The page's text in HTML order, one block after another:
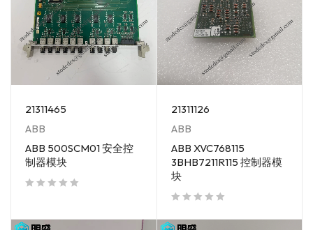
21311465
ABB
ABB 500SCM01 安全控
制器模块
21311126
ABB
ABB XVC768115
3BHB7211R115 控制器模
块